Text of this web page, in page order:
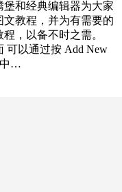
堡和经典编辑器为大家
文教程，并为有需要的
，以备不时之需。
可以通过按 Add New
中…